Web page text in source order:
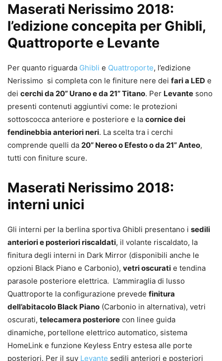
Maserati Nerissimo 2018:
l’edizione concepita per Ghibli,
Quattroporte e Levante
Per quanto riguarda Ghibli e Quattroporte, l’edizione
Nerissimo si completa con le finiture nere dei fari a LED e
dei cerchi da 20” Urano e da 21” Titano. Per Levante sono
presenti contenuti aggiuntivi come: le protezioni
sottoscocca anteriore e posteriore e la cornice dei
fendinebbia anteriori neri. La scelta tra i cerchi
comprende quelli da 20” Nereo o Efesto o da 21” Anteo,
tutti con finiture scure.
Maserati Nerissimo 2018:
interni unici
Gli interni per la berlina sportiva Ghibli presentano i sedili
anteriori e posteriori riscaldati, il volante riscaldato, la
finitura degli interni in Dark Mirror (disponibili anche le
opzioni Black Piano e Carbonio), vetri oscurati e tendina
parasole posteriore elettrica. L’ammiraglia di lusso
Quattroporte la configurazione prevede finitura
dell’abitacolo Black Piano (Carbonio in alternativa), vetri
oscurati, telecamera posteriore con linee guida
dinamiche, portellone elettrico automatico, sistema
HomeLink e funzione Keyless Entry estesa alle porte
posteriori. Per il suv Levante sedili anteriori e posteriori